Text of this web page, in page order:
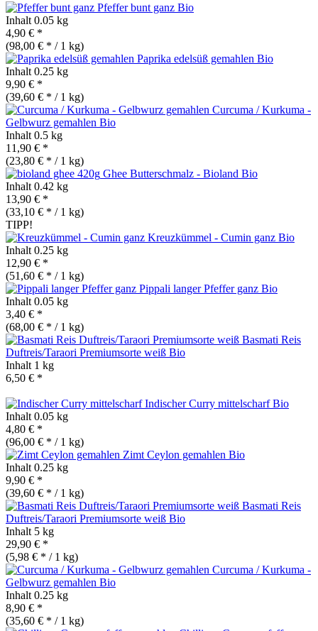
Pfeffer bunt ganz Bio
Inhalt 0.05 kg
4,90 € *
(98,00 € * / 1 kg)
Paprika edelsüß gemahlen Bio
Inhalt 0.25 kg
9,90 € *
(39,60 € * / 1 kg)
Curcuma / Kurkuma -
Gelbwurz gemahlen Bio
Inhalt 0.5 kg
11,90 € *
(23,80 € * / 1 kg)
Ghee Butterschmalz - Bioland Bio
Inhalt 0.42 kg
13,90 € *
(33,10 € * / 1 kg)
TIPP!
Kreuzkümmel - Cumin ganz Bio
Inhalt 0.25 kg
12,90 € *
(51,60 € * / 1 kg)
Pippali langer Pfeffer ganz Bio
Inhalt 0.05 kg
3,40 € *
(68,00 € * / 1 kg)
Basmati Reis
Duftreis/Taraori Premiumsorte weiß Bio
Inhalt 1 kg
6,50 € *
Indischer Curry mittelscharfBio
Inhalt 0.05 kg
4,80 € *
(96,00 € * / 1 kg)
Zimt Ceylon gemahlen Bio
Inhalt 0.25 kg
9,90 € *
(39,60 € * / 1 kg)
Basmati Reis
Duftreis/Taraori Premiumsorte weiß Bio
Inhalt 5 kg
29,90 € *
(5,98 € * / 1 kg)
Curcuma / Kurkuma -
Gelbwurz gemahlen Bio
Inhalt 0.25 kg
8,90 € *
(35,60 € * / 1 kg)